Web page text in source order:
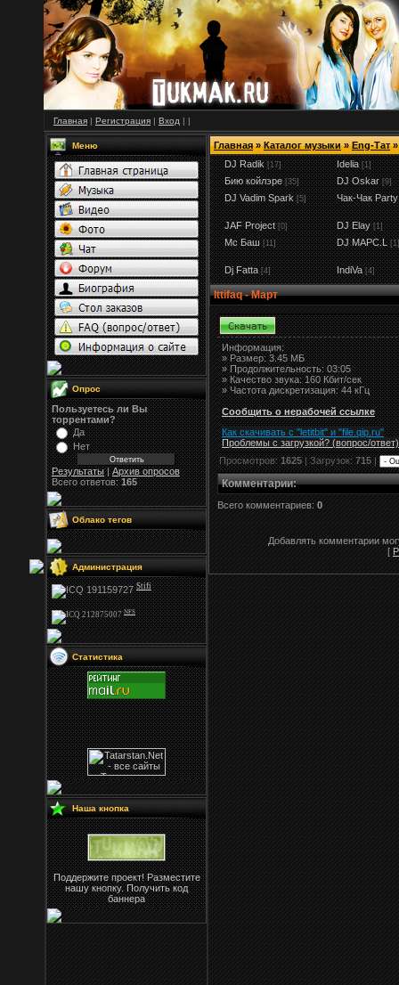
Главная | Регистрация | Вход | |
Меню
Опрос
Пользуетесь ли Вы
торрентами?
Да
Нет
Результаты|Архив опросов
Всего ответов:165
Облако тегов
Администрация
Stifi
NFS
Статистика
Наша кнопка
Поддержите проект! Разместите
нашу кнопку. Получить код
баннера
Главная»Каталог музыки»Eng-Тат»
DJ Radik [17] Idelia [1]
Бию койлэре [35] DJ Oskar [9]
DJ Vadim Spark [5] Чак-Чак Party
JAF Project [0] DJ Elay [1]
Мс Баш [11] DJ MAPC.L [1]
Dj Fatta [4] IndiVa [4]
Ittifaq - Март
Информация:
»Размер:3.45 МБ
» Продолжительность: 03:05
» Качество звука: 160 Кбит/сек
» Частота дискретизация: 44 кГц
Сообщить о нерабочей ссылке
Как скачивать с "letitbit" и "file.qip.ru"
Проблемы с загрузкой? (вопрос/ответ)
Просмотров:1625| Загрузок:715|
Комментарии:
Всего комментариев: 0
Добавлять комментарии
[